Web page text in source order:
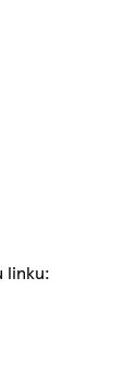
linku: